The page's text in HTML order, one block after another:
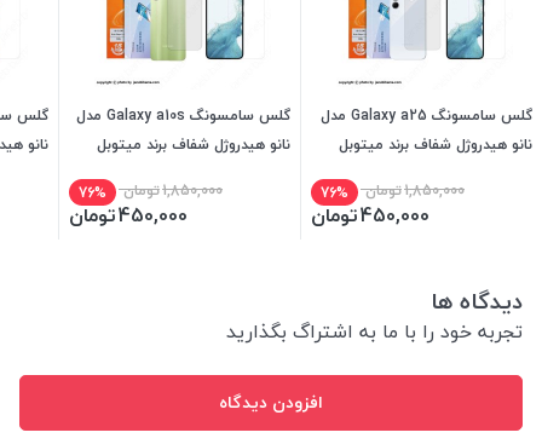
گلس سامسونگ Galaxy a25 مدل
نانو هیدروژل شفاف برند میتوبل
1,850,000تومان 76%
450,000تومان
گلس سامسونگ Galaxy a10s مدل
نانو هیدروژل شفاف برند میتوبل
1,850,000تومان 76%
450,000تومان
نانو
دیدگاه ها
تجربه خود را با ما به اشتراگ بگذارید
افزودن دیدگاه